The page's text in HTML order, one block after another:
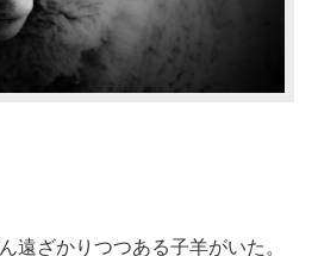
遠ざかりつつある子羊がいた。